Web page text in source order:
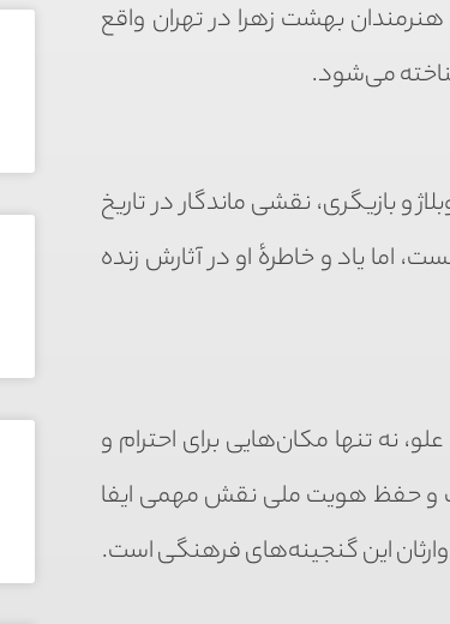
بهشت زهرا در تهران واقع
می‌شود.
بازیگری، نقشی ماندگار در تاریخ
اما یاد و خاطرهٔ او در آثارش زنده
نه تنها مکان‌هایی برای احترام و
و حفظ هویت ملی نقش مهمی ایفا
این گنجینه‌های فرهنگی است.